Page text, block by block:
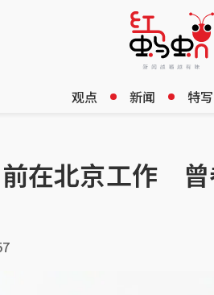
观点 新闻 特写
前在北京工作